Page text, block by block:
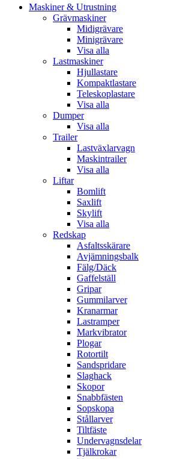
Close
Maskiner & Utrustning
Grävmaskiner
Midigrävare
Minigrävare
Visa alla
Lastmaskiner
Hjullastare
Kompaktlastare
Teleskoplastare
Visa alla
Dumper
Visa alla
Trailer
Lastväxlarvagn
Maskintrailer
Visa alla
Liftar
Bomlift
Saxlift
Skylift
Visa alla
Redskap
Asfaltsskärare
Avjämningsbalk
Fälg/Däck
Gaffelställ
Gripar
Gummilarver
Kranarmar
Lastramper
Markvibrator
Plogar
Rotortilt
Sandspridare
Slaghack
Skopor
Snabbfästen
Sopskopa
Stållarver
Tiltfäste
Undervagnsdelar
Tjälkrokar